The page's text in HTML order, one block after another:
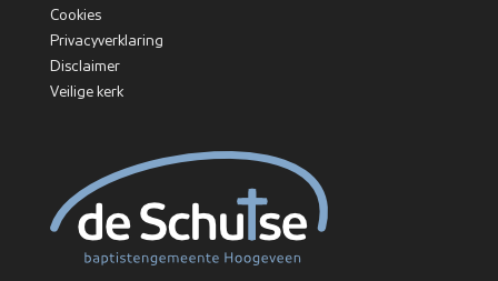
Cookies
Privacyverklaring
Disclaimer
Veilige kerk